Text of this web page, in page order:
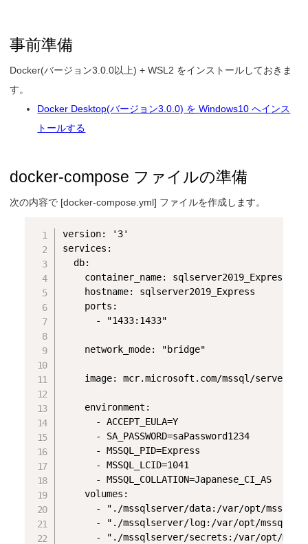
事前準備
Docker(バージョン3.0.0以上) + WSL2 をインストールしておきま
す。
Docker Desktop(バージョン3.0.0) を Windows10 へインス
トールする
docker-compose ファイルの準備
次の内容で [docker-compose.yml] ファイルを作成します。
version: '3'
services:
  db:
    container_name: sqlserver2019_Express
    hostname: sqlserver2019_Express
    ports:
      - "1433:1433"
    network_mode: "bridge"
image: mcr.microsoft.com/mssql/
    environment:
      - ACCEPT_EULA=Y
      - SA_PASSWORD=saPassword1234
      - MSSQL_PID=Express
      - MSSQL_LCID=1041
      - MSSQL_COLLATION=Japanese_CI_AS
    volumes:
- "./mssqlserver/data:/var/opt/mssql/
- "./mssqlserver/log:/var/opt/mssql/